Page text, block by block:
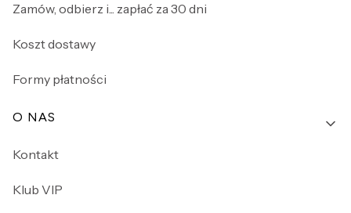
Zamów, odbierz i... zapłać za 30 dni
Koszt dostawy
Formy płatności
O NAS
Kontakt
Klub VIP